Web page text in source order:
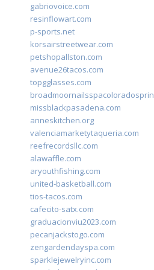
gabriovoice.com
resinflowart.com
p-sports.net
korsairstreetwear.com
petshopallston.com
avenue26tacos.com
topgglasses.com
missblackpasadena.com
anneskitchen.org
valenciamarketytaqueria.com
reefrecordsllc.com
alawaffle.com
aryouthfishing.com
united-basketball.com
tios-tacos.com
cafecito-satx.com
graduacionviu2023.com
pecanjackstogo.com
zengardendayspa.com
sparklejewelryinc.com